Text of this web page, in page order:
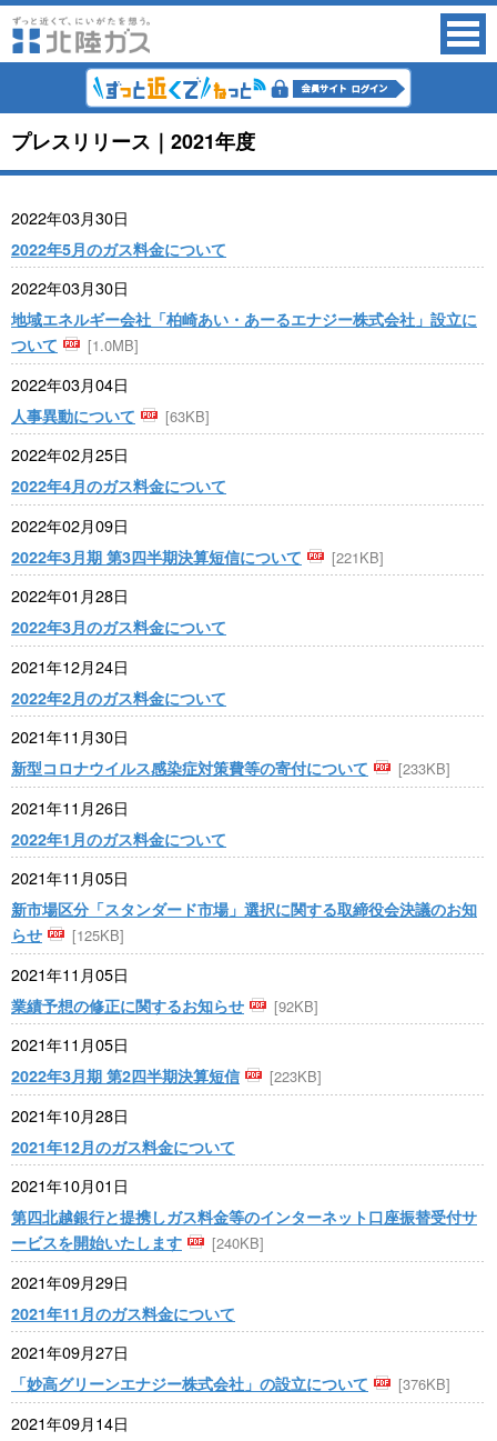
プレスリリース｜2021年度
2022年03月30日
2022年5月のガス料金について
2022年03月30日
地域エネルギー会社「柏崎あい・あーるエナジー株式会社」設立に
ついて
[1.0MB]
2022年03月04日
人事異動について [63KB]
2022年02月25日
2022年4月のガス料金について
2022年02月09日
2022年3月期 第3四半期決算短信について [221KB]
2022年01月28日
2022年3月のガス料金について
2021年12月24日
2022年2月のガス料金について
2021年11月30日
新型コロナウイルス感染症対策費等の寄付について [233KB]
2021年11月26日
2022年1月のガス料金について
2021年11月05日
新市場区分「スタンダード市場」選択に関する取締役会決議のお知
らせ
[125KB]
2021年11月05日
業績予想の修正に関するお知らせ [92KB]
2021年11月05日
2022年3月期 第2四半期決算短信 [223KB]
2021年10月28日
2021年12月のガス料金について
2021年10月01日
第四北越銀行と提携しガス料金等のインターネット口座振替受付サ
ービスを開始いたします
[240KB]
2021年09月29日
2021年11月のガス料金について
2021年09月27日
「妙高グリーンエナジー株式会社」の設立について [376KB]
2021年09月14日